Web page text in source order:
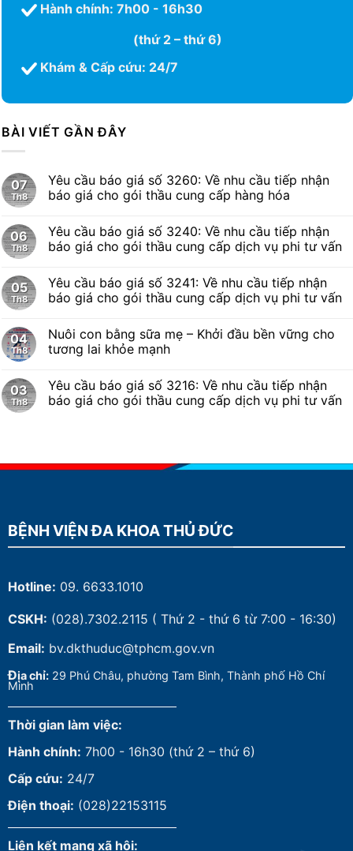
Hành chính: 7h00 - 16h30
(thứ 2 – thứ 6)
Khám & Cấp cứu: 24/7
BÀI VIẾT GẦN ĐÂY
07
Th8
Yêu cầu báo giá số 3260: Về nhu cầu tiếp nhận
báo giá cho gói thầu cung cấp hàng hóa
06
Th8
Yêu cầu báo giá số 3240: Về nhu cầu tiếp nhận
báo giá cho gói thầu cung cấp dịch vụ phi tư vấn
05
Th8
Yêu cầu báo giá số 3241: Về nhu cầu tiếp nhận
báo giá cho gói thầu cung cấp dịch vụ phi tư vấn
04
Th8
Nuôi con bằng sữa mẹ – Khởi đầu bền vững cho
tương lai khỏe mạnh
03
Th8
Yêu cầu báo giá số 3216: Về nhu cầu tiếp nhận
báo giá cho gói thầu cung cấp dịch vụ phi tư vấn
BỆNH VIỆN ĐA KHOA THỦ ĐỨC
Hotline: 09. 6633.1010
CSKH: (028).7302.2115 ( Thứ 2 - thứ 6 từ 7:00 - 16:30)
Email: bv.dkthuduc@tphcm.gov.vn
Địa chỉ: 29 Phú Châu, phường Tam Bình, Thành phố Hồ Chí
Minh
Thời gian làm việc:
Hành chính: 7h00 - 16h30 (thứ 2 – thứ 6)
Cấp cứu: 24/7
Điện thoại: (028)22153115
Liên kết mạng xã hội: